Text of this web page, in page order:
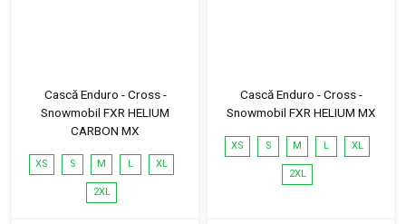
Cască Enduro - Cross -
Snowmobil FXR HELIUM
CARBON MX
XS S M L XL
2XL
Cască Enduro - Cross -
Snowmobil FXR HELIUM MX
XS S M L XL
2XL